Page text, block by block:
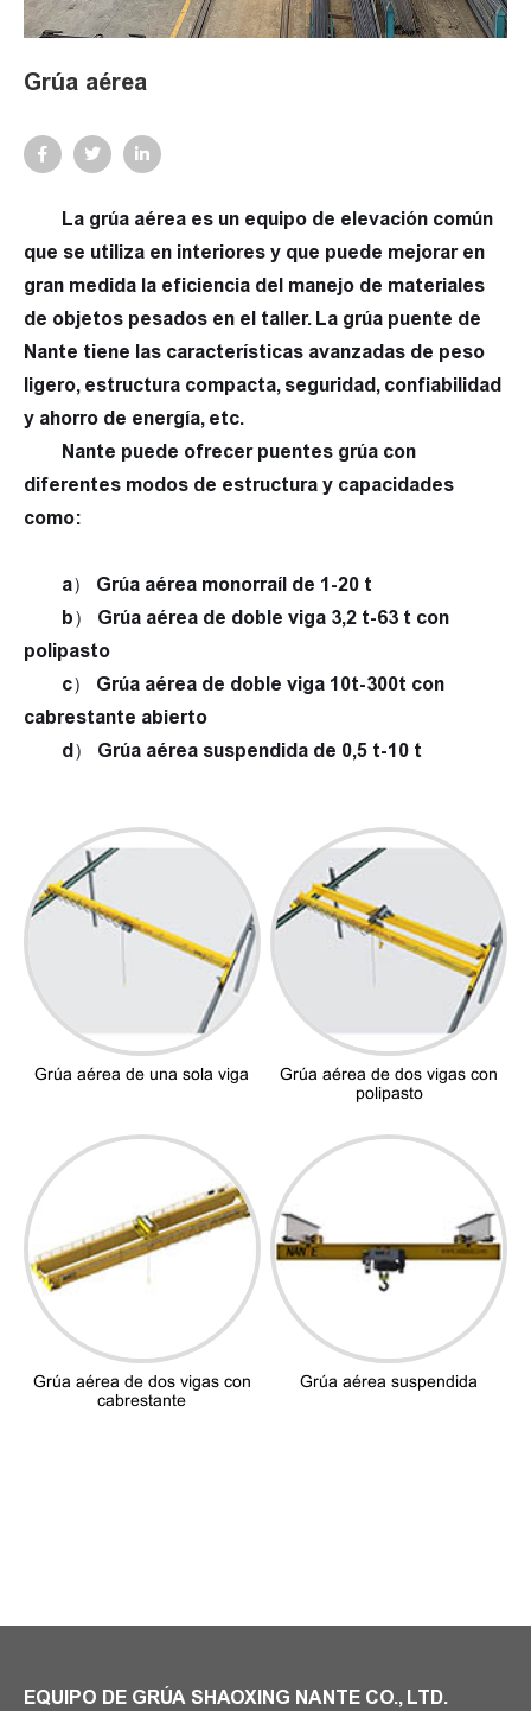
Grúa aérea
La grúa aérea es un equipo de elevación común
que se utiliza en interiores y que puede mejorar en
gran medida la eficiencia del manejo de materiales
de objetos pesados en el taller. La grúa puente de
Nante tiene las características avanzadas de peso
ligero, estructura compacta, seguridad, confiabilidad
y ahorro de energía, etc.
Nante puede ofrecer puentes grúa con
diferentes modos de estructura y capacidades
como:
a） Grúa aérea monorraíl de 1-20 t
b） Grúa aérea de doble viga 3,2 t-63 t con
polipasto
c） Grúa aérea de doble viga 10t-300t con
cabrestante abierto
d） Grúa aérea suspendida de 0,5 t-10 t
Grúa aérea de una sola viga
Grúa aérea de dos vigas con
polipasto
Grúa aérea de dos vigas con
cabrestante
Grúa aérea suspendida
EQUIPO DE GRÚA SHAOXING NANTE CO., LTD.